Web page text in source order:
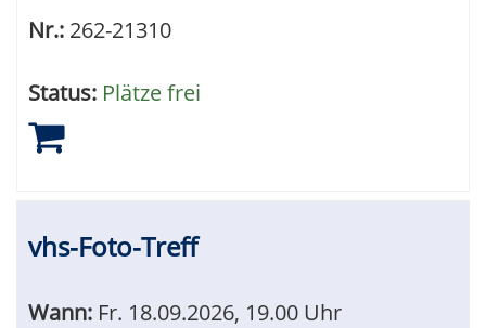
Nr.: 262-21310
Status: Plätze frei
vhs-Foto-Treff
Wann: Fr. 18.09.2026, 19.00 Uhr